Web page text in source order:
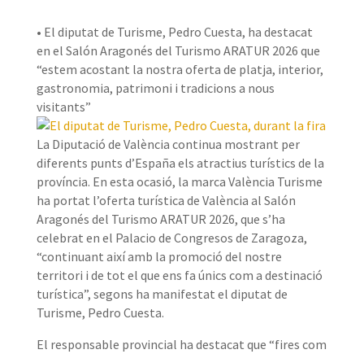
• El diputat de Turisme, Pedro Cuesta, ha destacat
en el Salón Aragonés del Turismo ARATUR 2026 que
“estem acostant la nostra oferta de platja, interior,
gastronomia, patrimoni i tradicions a nous
visitants”
La Diputació de València continua mostrant per
diferents punts d’España els atractius turístics de la
província. En esta ocasió, la marca València Turisme
ha portat l’oferta turística de València al Salón
Aragonés del Turismo ARATUR 2026, que s’ha
celebrat en el Palacio de Congresos de Zaragoza,
“continuant així amb la promoció del nostre
territori i de tot el que ens fa únics com a destinació
turística”, segons ha manifestat el diputat de
Turisme, Pedro Cuesta.
El responsable provincial ha destacat que “fires com